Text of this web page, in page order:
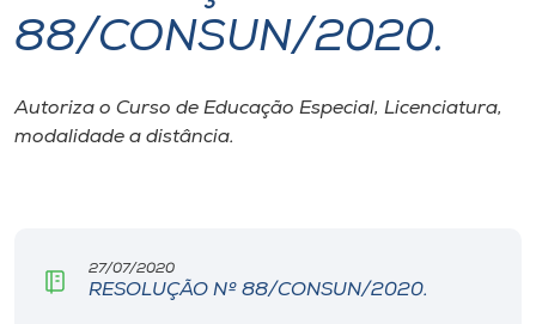
I.nova
Diplomados
CPA
88/CONSUN/2020.
Autoriza o Curso de Educação Especial, Licenciatura,
modalidade a distância.
27/07/2020
RESOLUÇÃO Nº 88/CONSUN/2020.